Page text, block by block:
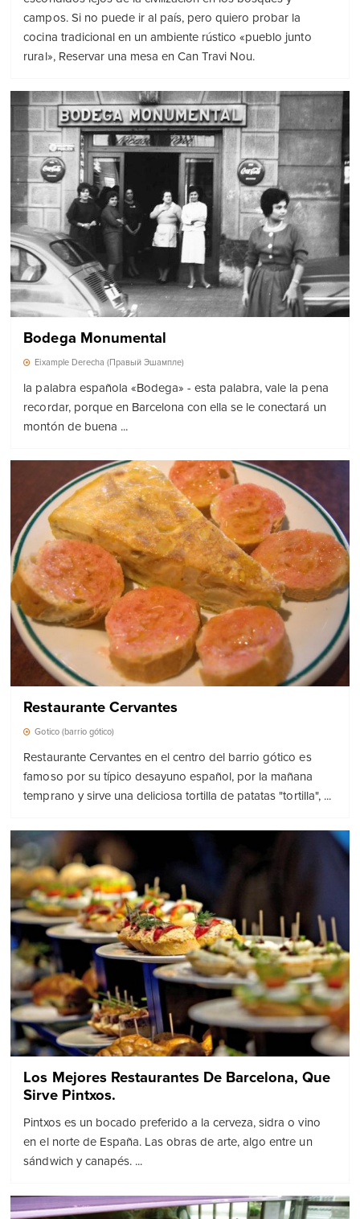
campos. Si no puede ir al país, pero quiero probar la
cocina tradicional en un ambiente rústico «pueblo junto
rural», Reservar una mesa en Can Travi Nou.
Bodega Monumental
Eixample Derecha (Правый Эшампле)
la palabra española «Bodega» - esta palabra, vale la pena
recordar, porque en Barcelona con ella se le conectará un
montón de buena ...
Restaurante Cervantes
Gotico (barrio gótico)
Restaurante Cervantes en el centro del barrio gótico es
famoso por su típico desayuno español, por la mañana
temprano y sirve una deliciosa tortilla de patatas "tortilla", ...
Los Mejores Restaurantes De Barcelona, Que
Sirve Pintxos.
Pintxos es un bocado preferido a la cerveza, sidra o vino
en el norte de España. Las obras de arte, algo entre un
sándwich y canapés. ...